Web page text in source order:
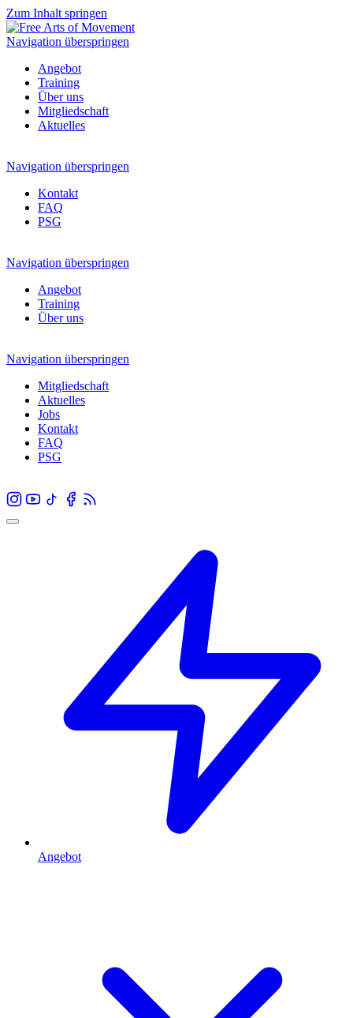
Zum Inhalt springen
Navigation überspringen
Angebot
Training
Über uns
Mitgliedschaft
Aktuelles
Navigation überspringen
Kontakt
FAQ
PSG
Navigation überspringen
Angebot
Training
Über uns
Navigation überspringen
Mitgliedschaft
Aktuelles
Jobs
Kontakt
FAQ
PSG
Angebot